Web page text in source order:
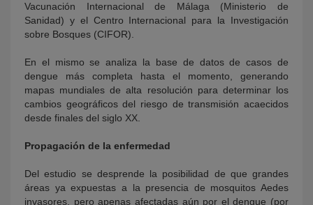
Vacunación Internacional de Málaga (Ministerio de
Sanidad) y el Centro Internacional para la Investigación
sobre Bosques (CIFOR).
En el mismo se analiza la base de datos de casos de
dengue más completa hasta el momento, generando
mapas mundiales de alta resolución para determinar los
cambios geográficos del riesgo de transmisión acaecidos
desde finales del siglo XX.
Propagación de la enfermedad
Del estudio se desprende la posibilidad de que grandes
áreas ya expuestas a la presencia de mosquitos Aedes
invasores, pero apenas afectadas aún por el dengue (por